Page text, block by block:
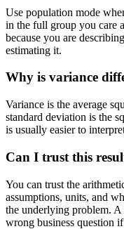
Use population mode
in the full group you care
because you are
estimating it.
Why is variance
Variance is the average
standard deviation is the
is usually easier to
Can I trust this
You can trust the
assumptions, units, and
the underlying problem.
wrong business question